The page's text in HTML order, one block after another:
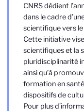
CNRS dédient
dans le cadre
scientifique vers
Cette initiative
scientifiques et la
pluridisciplinarité
ainsi qu’à
formation en
dispositifs de
Pour plus